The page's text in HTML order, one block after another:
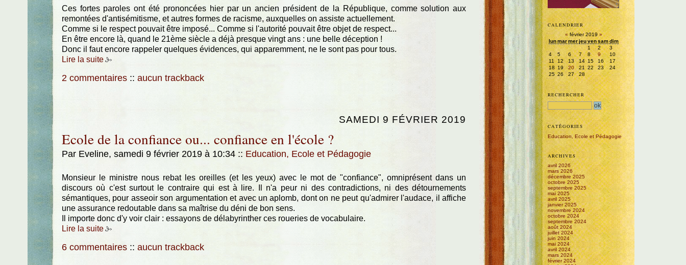
Ces fortes paroles ont été prononcées hier par un ancien président de la République, comme solution aux
remontées d'antisémitisme, et autres formes de racisme, auxquelles on assiste actuellement.
Comme si le respect pouvait être imposé... Comme si l'autorité pouvait être objet de respect...
En être encore là, quand le 21ème siècle a déjà presque vingt ans : une belle déception !
Donc il faut encore rappeler quelques évidences, qui apparemment, ne le sont pas pour tous.
Lire la suite
2 commentaires :: aucun trackback
SAMEDI 9 FÉVRIER 2019
Ecole de la confiance ou... confiance en l'école ?
Par Eveline, samedi 9 février 2019 à 10:34 :: Education, Ecole et Pédagogie
Monsieur le ministre nous rebat les oreilles (et les yeux) avec le mot de "confiance", omniprésent dans un
discours où c'est surtout le contraire qui est à lire. Il n'a peur ni des contradictions, ni des détournements
sémantiques, pour asseoir son argumentation et avec un aplomb, dont on ne peut qu'admirer l'audace, il affiche
une assurance redoutable dans sa maîtrise du déni de bon sens.
Il importe donc d'y voir clair : essayons de délabyrinther ces roueries de vocabulaire.
Lire la suite
6 commentaires :: aucun trackback
CALENDRIER
«février 2019»
lunmarmerjeuvensamdim
1
2
3
4
5 6 7 8 9
10
11
12 13 14 15 16
17
18 19 20 21 22 23
24
25 26 27 28
RECHERCHER
CATÉGORIES
Education, Ecole et Pédagogie
ARCHIVES
avril 2026
mars 2026
décembre 2025
octobre 2025
septembre 2025
mai 2025
avril 2025
janvier 2025
novembre 2024
octobre 2024
septembre 2024
août 2024
juillet 2024
juin 2024
mai 2024
avril 2024
mars 2024
février 2024